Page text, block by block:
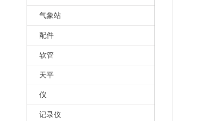
气象站
配件
软管
天平
仪
记录仪